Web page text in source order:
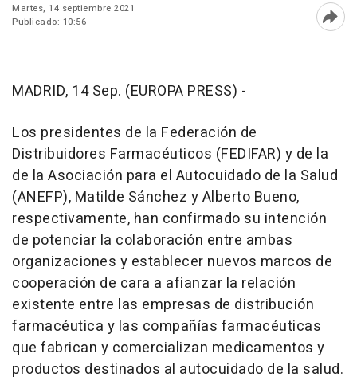
Martes, 14 septiembre 2021
Publicado: 10:56
MADRID, 14 Sep. (EUROPA PRESS) -
Los presidentes de la Federación de
Distribuidores Farmacéuticos (FEDIFAR) y de la
de la Asociación para el Autocuidado de la Salud
(ANEFP), Matilde Sánchez y Alberto Bueno,
respectivamente, han confirmado su intención
de potenciar la colaboración entre ambas
organizaciones y establecer nuevos marcos de
cooperación de cara a afianzar la relación
existente entre las empresas de distribución
farmacéutica y las compañías farmacéuticas
que fabrican y comercializan medicamentos y
productos destinados al autocuidado de la salud.